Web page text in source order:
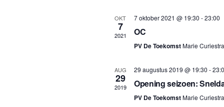
OKT
7
2021
7 oktober 2021 @ 19:30 -23:00
OC
PV De ToekomstMarie
AUG
29
2019
29 augustus 2019 @ 19:30 -
Opening seizoen:
PV De ToekomstMarie